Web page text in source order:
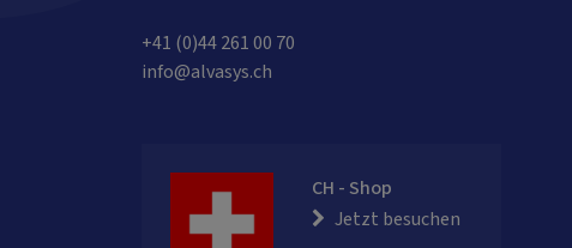
+41 (0)44 261 00 70
info@alvasys.ch
CH - Shop
Jetzt besuchen